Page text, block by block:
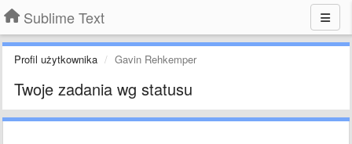
Sublime Text
Profil użytkownika Gavin Rehkemper
Twoje zadania wg statusu